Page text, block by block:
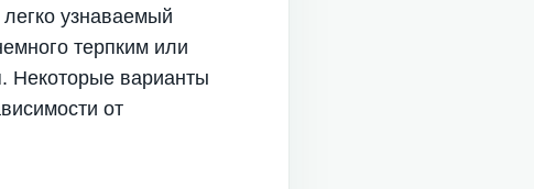
узнаваемый
терпким или
Некоторые варианты
от